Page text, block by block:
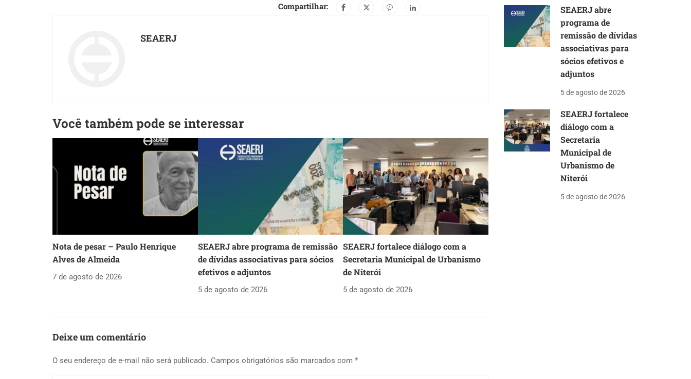
Compartilhar:
SEAERJ
Você também pode se interessar
Nota de pesar – Paulo Henrique
Alves de Almeida
7 de agosto de 2026
SEAERJ abre programa de remissão
de dívidas associativas para sócios
efetivos e adjuntos
5 de agosto de 2026
SEAERJ fortalece diálogo com a
Secretaria Municipal de Urbanismo
de Niterói
5 de agosto de 2026
Deixe um comentário
O seu endereço de e-mail não será publicado. Campos obrigatórios são marcados com *
SEAERJ abre
programa de
remissão de dívidas
associativas para
sócios efetivos e
adjuntos
5 de agosto de 2026
SEAERJ fortalece
diálogo com a
Secretaria
Municipal de
Urbanismo de
Niterói
5 de agosto de 2026